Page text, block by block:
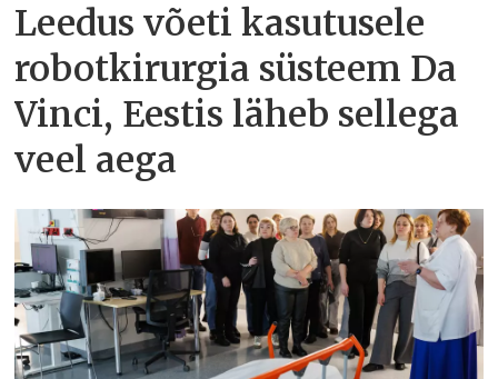
Leedus võeti kasutusele
robotkirurgia süsteem Da
Vinci, Eestis läheb sellega
veel aega